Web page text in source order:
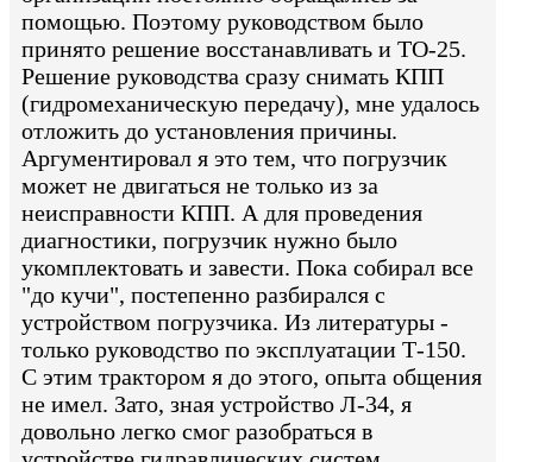
помощью. Поэтому руководством было
принято решение восстанавливать и ТО-25.
Решение руководства сразу снимать КПП
(гидромеханическую передачу), мне удалось
отложить до установления причины.
Аргументировал я это тем, что погрузчик
может не двигаться не только из за
неисправности КПП. А для проведения
диагностики, погрузчик нужно было
укомплектовать и завести. Пока собирал все
"до кучи", постепенно разбирался с
устройством погрузчика. Из литературы -
только руководство по эксплуатации Т-150.
С этим трактором я до этого, опыта общения
не имел. Зато, зная устройство Л-34, я
довольно легко смог разобраться в